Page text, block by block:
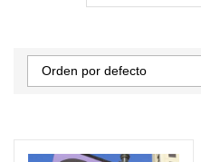
Orden por defecto